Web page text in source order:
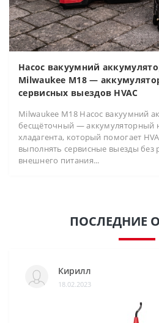
Насос вакуумний
Milwaukee M18 —
сервисных выездов HVAC
Milwaukee M18 Насос вакуумний
бесщёточный — аккумуляторный
хладагента, который помогает
выполнять сервисные выезды без
внешнего питания...
ПОСЛЕДНИЕ
Кирилл
18.02.2023